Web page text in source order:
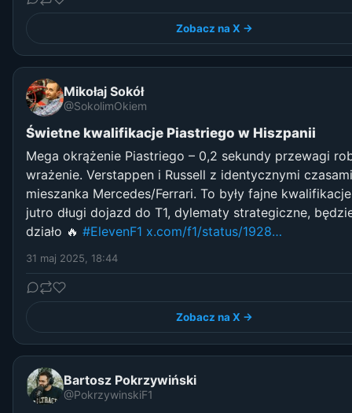
Zobacz na X →
Mikołaj Sokół
@SokolimOkiem
Świetne kwalifikacje Piastriego w Hiszpanii
Mega okrążenie Piastriego – 0,2 sekundy przewagi
wrażenie. Verstappen i Russell z identycznymi
mieszanka Mercedes/Ferrari. To były fajne
jutro długi dojazd do T1, dylematy strategiczne,
działo 🔥 #ElevenF1 x.com/f1/status/1928…
31 maj 2025, 18:44
Zobacz na X →
Bartosz Pokrzywiński
@PokrzywinskiF1